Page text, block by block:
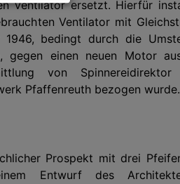
Ventilator ersetzt. Hierfür
Ventilator mit
bedingt durch die
gegen einen neuen Motor
von Spinnereidirektor
Pfaffenreuth bezogen wurde.
Prospekt mit drei
Entwurf des